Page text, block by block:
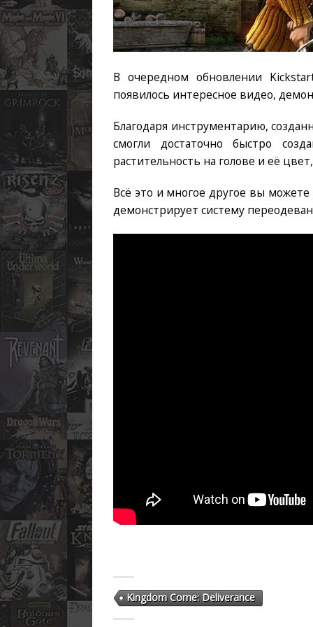
В очередном обновлении
появилось интересное видео,
Благодаря инструментарию,
смогли достаточно быстро
растительность на голове и её
Всё это и многое другое вы
демонстрирует систему
Kingdom Come: Deliverance